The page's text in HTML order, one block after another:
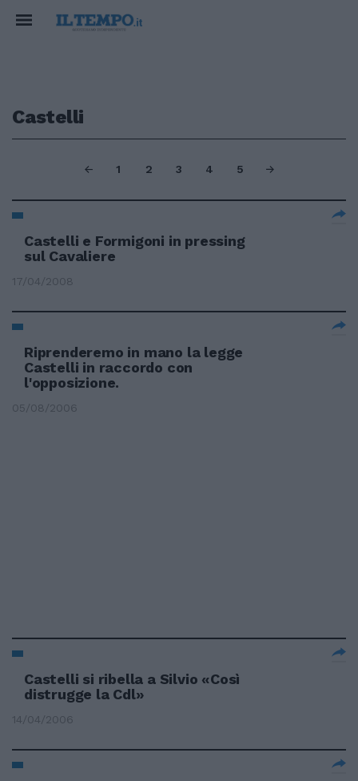
Castelli
1 2 3 4 5
Castelli e Formigoni in pressing
sul Cavaliere
17/04/2008
Riprenderemo in mano la legge
Castelli in raccordo con
l'opposizione.
05/08/2006
Castelli si ribella a Silvio «Così
distrugge la Cdl»
14/04/2006